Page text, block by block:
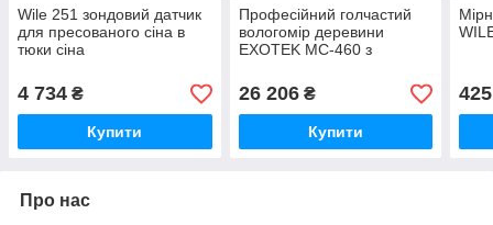
Wile 251 зондовий датчик
для пресованого сіна в
тюки сіна
4 734 ₴
Купити
Професійний голчастий
вологомір деревини
EXOTEK MC-460 з
26 206₴
Купити
425
Про нас